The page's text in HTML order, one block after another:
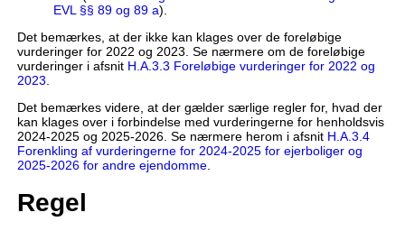
EVL §§ 89 og 89 a).
Det bemærkes, at der ikke kan klages over de foreløbige
vurderinger for 2022 og 2023. Se nærmere om de foreløbige
vurderinger i afsnit H.A.3.3 Foreløbige vurderinger for 2022 og
2023
Det bemærkes videre, at der gælder særlige regler for, hvad der
kan klages over i forbindelse med vurderingerne for henholdsvis
2024-2025 og 2025-2026. Se nærmere herom i afsnit H.A.3.4
Forenkling af vurderingerne for 2024-2025 for ejerboliger og
2025-2026 for andre ejendomme.
Regel